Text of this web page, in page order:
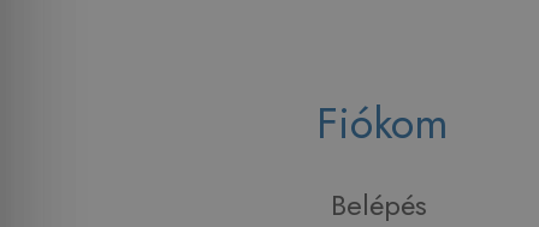
Fiókom
Belépés